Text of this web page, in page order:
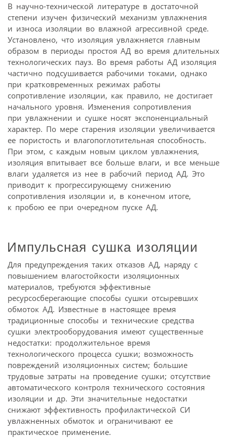
В научно-технической литературе в достаточной
степени изучен физический механизм увлажнения
и износа изоляции во влажной агрессивной среде.
Установлено, что изоляция увлажняется главным
образом в периоды простоя АД во время длительных
технологических пауз. Во время работы АД изоляция
частично подсушивается рабочими токами, однако
при кратковременных режимах работы
сопротивление изоляции, как правило, не достигает
начального уровня. Изменения сопротивления
при увлажнении и сушке носят экспоненциальный
характер. По мере старения изоляции увеличивается
ее пористость и влагопоглотительная способность.
При этом, с каждым новым циклом увлажнения,
изоляция впитывает все больше влаги, и все меньше
влаги удаляется из нее в рабочий период АД. Это
приводит к прогрессирующему снижению
сопротивления изоляции и, в конечном итоге,
к пробою ее при очередном пуске АД.
Импульсная сушка изоляции
Для предупреждения таких отказов АД, наряду с
повышением влагостойкости изоляционных
материалов, требуются эффективные
ресурсосберегающие способы сушки отсыревших
обмоток АД. Известные в настоящее время
традиционные способы и технические средства
сушки электрооборудования имеют существенные
недостатки: продолжительное время
технологического процесса сушки; возможность
повреждений изоляционных систем; большие
трудовые затраты на проведение сушки; отсутствие
автоматического контроля технического состояния
изоляции и др. Эти значительные недостатки
снижают эффективность профилактической СИ
увлажненных обмоток и ограничивают ее
практическое применение.